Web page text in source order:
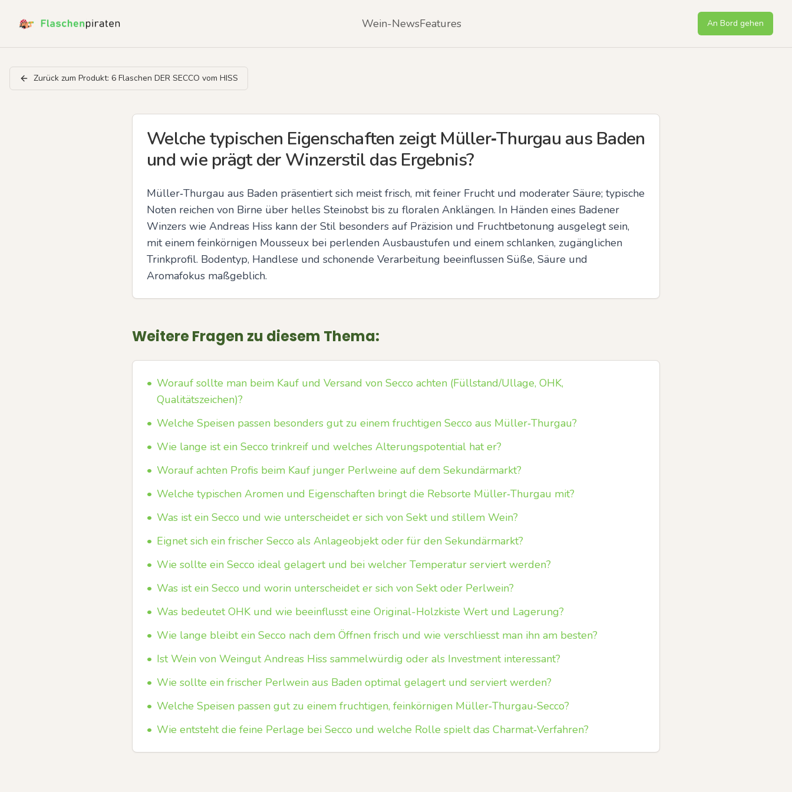
Wein-NewsFeatures An Bord gehen
Zurück zum Produkt: 6 Flaschen DER SECCO vom HISS
Welche typischen Eigenschaften zeigt Müller‑Thurgau aus Baden
und wie prägt der Winzerstil das Ergebnis?
Müller‑Thurgau aus Baden präsentiert sich meist frisch, mit feiner Frucht und moderater Säure; typische
Noten reichen von Birne über helles Steinobst bis zu floralen Anklängen. In Händen eines Badener
Winzers wie Andreas Hiss kann der Stil besonders auf Präzision und Fruchtbetonung ausgelegt sein,
mit einem feinkörnigen Mousseux bei perlenden Ausbaustufen und einem schlanken, zugänglichen
Trinkprofil. Bodentyp, Handlese und schonende Verarbeitung beeinflussen Süße, Säure und
Aromafokus maßgeblich.
Weitere Fragen zu diesem Thema:
• Worauf sollte man beim Kauf und Versand von Secco achten (Füllstand/Ullage, OHK,
Qualitätszeichen)?
• Welche Speisen passen besonders gut zu einem fruchtigen Secco aus Müller‑Thurgau?
• Wie lange ist ein Secco trinkreif und welches Alterungspotential hat er?
• Worauf achten Profis beim Kauf junger Perlweine auf dem Sekundärmarkt?
• Welche typischen Aromen und Eigenschaften bringt die Rebsorte Müller‑Thurgau mit?
• Was ist ein Secco und wie unterscheidet er sich von Sekt und stillem Wein?
• Eignet sich ein frischer Secco als Anlageobjekt oder für den Sekundärmarkt?
• Wie sollte ein Secco ideal gelagert und bei welcher Temperatur serviert werden?
• Was ist ein Secco und worin unterscheidet er sich von Sekt oder Perlwein?
• Was bedeutet OHK und wie beeinflusst eine Original-Holzkiste Wert und Lagerung?
• Wie lange bleibt ein Secco nach dem Öffnen frisch und wie verschliesst man ihn am besten?
• Ist Wein von Weingut Andreas Hiss sammelwürdig oder als Investment interessant?
• Wie sollte ein frischer Perlwein aus Baden optimal gelagert und serviert werden?
• Welche Speisen passen gut zu einem fruchtigen, feinkörnigen Müller‑Thurgau‑Secco?
• Wie entsteht die feine Perlage bei Secco und welche Rolle spielt das Charmat‑Verfahren?